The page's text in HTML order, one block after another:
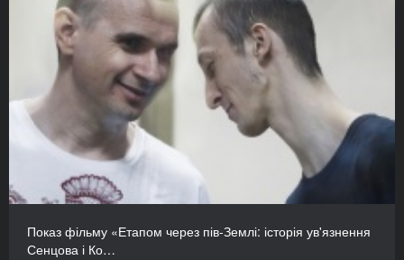
Показ фільму «Етапом через пів-Землі: історія ув'язнення
Сенцова і Ко…